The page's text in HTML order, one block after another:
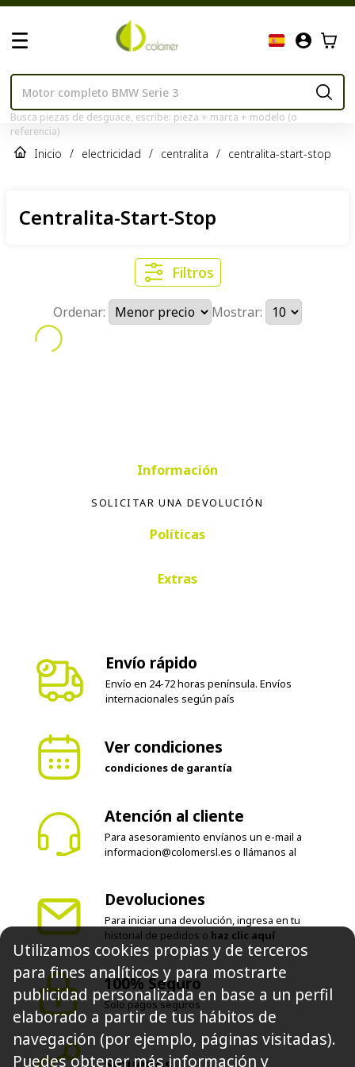
Busca piezas de desguace, escribe: pieza + marca + modelo (o
referencia)
Inicio / electricidad / centralita / centralita-start-stop
Centralita-Start-Stop
Filtros
Ordenar: Mostrar:
Información
SOLICITAR UNA DEVOLUCIÓN
Políticas
Extras
Envío rápido
Envío en 24-72 horas península. Envíos
internacionales según país
Ver condiciones
condiciones de garantía
Atención al cliente
Para asesoramiento envíanos un e-mail a
informacion@colomersl.es o llámanos al
Devoluciones
Para iniciar una devolución, ingresa en tu
historial de pedidos o haz clic aquí
100% Seguro
Solo pagos seguros
Utilizamos cookies propias y de terceros
para fines analíticos y para mostrarte
publicidad personalizada en base a un perfil
elaborado a partir de tus hábitos de
navegación (por ejemplo, páginas visitadas).
Puedes obtener más información y